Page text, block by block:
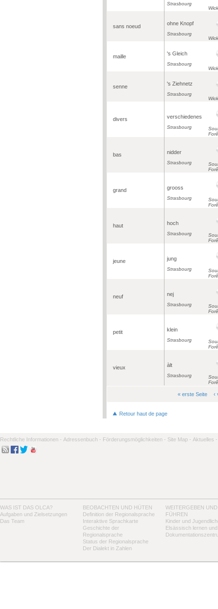
Strasbourg
sans noeud ohne Knopf
Strasbourg
maille 's Gleich
Strasbourg
senne 's Ziehnetz
Strasbourg
divers verschiedenes
Strasbourg
bas nidder
Strasbourg
grand grooss
Strasbourg
haut hoch
Strasbourg
jeune jung
Strasbourg
neuf nej
Strasbourg
petit klein
Strasbourg
vieux àlt
Strasbourg
« erste Seite ‹
Retour haut de page
Rechtliche Informationen - Adressenbuch - Förderungsmöglichkeiten - Site Map - Aktuelles -
WAS IST DAS OLCA?
Aufgaben und Zielsetzungen
Das Team
BEOBACHTEN UND HÜTEN
Definition der Regionalsprache
Interaktive Sprachkarte
Geschichte der
Regionalsprache
Status der Regionalsprache
Der Dialekt in Zahlen
WEITERGEBEN UND
FÜHREN
Kinder und
Elsässisch lernen